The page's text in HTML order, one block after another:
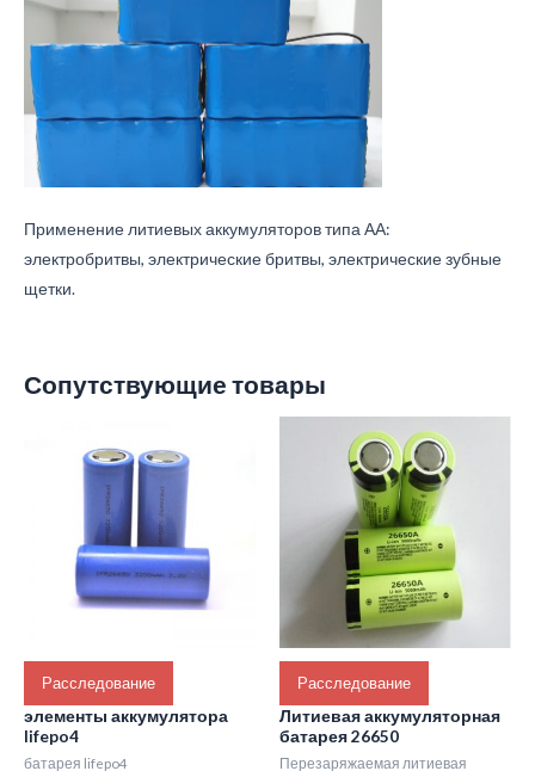
Применение литиевых аккумуляторов типа АА:
электробритвы, электрические бритвы, электрические зубные
щетки.
Сопутствующие товары
Расследование
элементы аккумулятора
lifepo4
батарея lifepo4
Расследование
Литиевая аккумуляторная
батарея 26650
Перезаряжаемая литиевая